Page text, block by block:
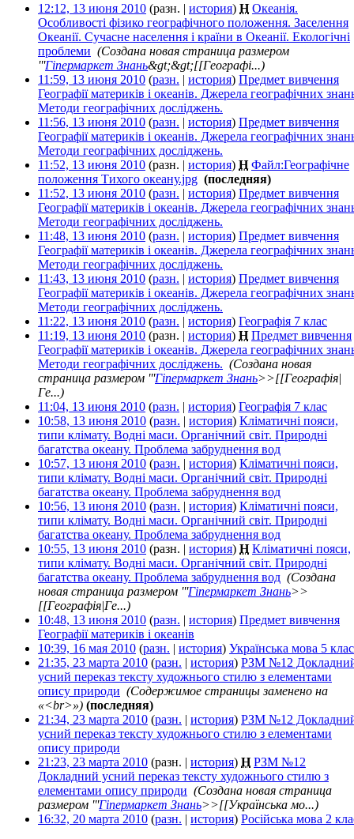
12:12, 13 июня 2010 (разн. | история) Н Океанія.
Особливості фізико географічного положення. Заселення
Океанії. Сучасне населення і країни в Океанії. Екологічні
проблеми (Создана новая страница размером
'''Гіпермаркет Знань&gt;&gt;[[Географі...)
11:59, 13 июня 2010 (разн. | история) Предмет вивчення
Географії материків і океанів. Джерела географічних
Методи географічних досліджень.
11:56, 13 июня 2010 (разн. | история) Предмет вивчення
Географії материків і океанів. Джерела географічних
Методи географічних досліджень.
11:52, 13 июня 2010 (разн. | история) Н Файл:Географічне
положення Тихого океану.jpg (последняя)
11:52, 13 июня 2010 (разн. | история) Предмет вивчення
Географії материків і океанів. Джерела географічних
Методи географічних досліджень.
11:48, 13 июня 2010 (разн. | история) Предмет вивчення
Географії материків і океанів. Джерела географічних
Методи географічних досліджень.
11:43, 13 июня 2010 (разн. | история) Предмет вивчення
Географії материків і океанів. Джерела географічних
Методи географічних досліджень.
11:22, 13 июня 2010 (разн. | история) Географія 7 клас
11:19, 13 июня 2010 (разн. | история) Н Предмет вивчення
Географії материків і океанів. Джерела географічних
Методи географічних досліджень. (Создана новая
страница размером '''Гіпермаркет Знань>>[[Географія|
Ге...)
11:04, 13 июня 2010 (разн. | история) Географія 7 клас
10:58, 13 июня 2010 (разн. | история) Кліматичні пояси,
типи клімату. Водні маси. Органічний світ. Природні
багатства океану. Проблема забруднення вод
10:57, 13 июня 2010 (разн. | история) Кліматичні пояси,
типи клімату. Водні маси. Органічний світ. Природні
багатства океану. Проблема забруднення вод
10:56, 13 июня 2010 (разн. | история) Кліматичні пояси,
типи клімату. Водні маси. Органічний світ. Природні
багатства океану. Проблема забруднення вод
10:55, 13 июня 2010 (разн. | история) Н Кліматичні пояси,
типи клімату. Водні маси. Органічний світ. Природні
багатства океану. Проблема забруднення вод (Создана
новая страница размером '''Гіпермаркет Знань>>
[[Географія|Ге...)
10:48, 13 июня 2010 (разн. | история) Предмет вивчення
Географії материків і океанів
10:39, 16 мая 2010 (разн. | история) Українська мова 5 клас
21:35, 23 марта 2010 (разн. | история) РЗМ №12
усний переказ тексту художнього стилю з елементами
опису природи (Содержимое страницы заменено на
«<br>») (последняя)
21:34, 23 марта 2010 (разн. | история) РЗМ №12
усний переказ тексту художнього стилю з елементами
опису природи
21:23, 23 марта 2010 (разн. | история) Н РЗМ №12
Докладний усний переказ тексту художнього стилю з
елементами опису природи (Создана новая страница
размером '''Гіпермаркет Знань>>[[Українська мо...)
16:32, 20 марта 2010 (разн. | история) Російська мова 2